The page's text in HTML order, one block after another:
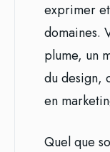
exprimer
domaines.
plume, un
du design,
en
Quel que